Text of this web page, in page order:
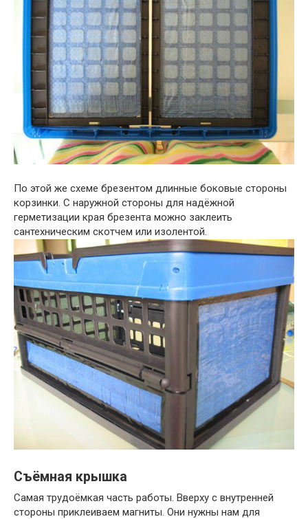
По этой же схеме брезентом длинные боковые стороны
корзинки. С наружной стороны для надёжной
герметизации края брезента можно заклеить
сантехническим скотчем или изолентой.
Съёмная крышка
Самая трудоёмкая часть работы. Вверху с внутренней
стороны приклеиваем магниты. Они нужны нам для